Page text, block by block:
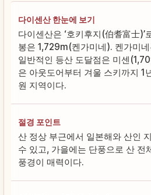
다이센산 한눈에 보기
다이센산은 ‘호키후지(伯耆富士)’
봉은 1,729m(켄가미네). 켄가미
일반적인 등산 도달점은 미센
은 아웃도어부터 겨울 스키까지 1
원 지역이다.
절경 포인트
산 정상 부근에서 일본해와 산인
수 있고, 가을에는 단풍으로 산 전
풍경이 매력이다.